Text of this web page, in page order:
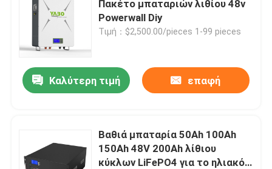
Πακέτο μπαταριών λιθίου 48v
Powerwall Diy
Τιμή：$2,500.00/pieces 1-99 pieces
Καλύτερη τιμή επαφή
Βαθιά μπαταρία 50Ah 100Ah
150Ah 48V 200Ah λίθιου
κύκλων LiFePO4 για το ηλιακό